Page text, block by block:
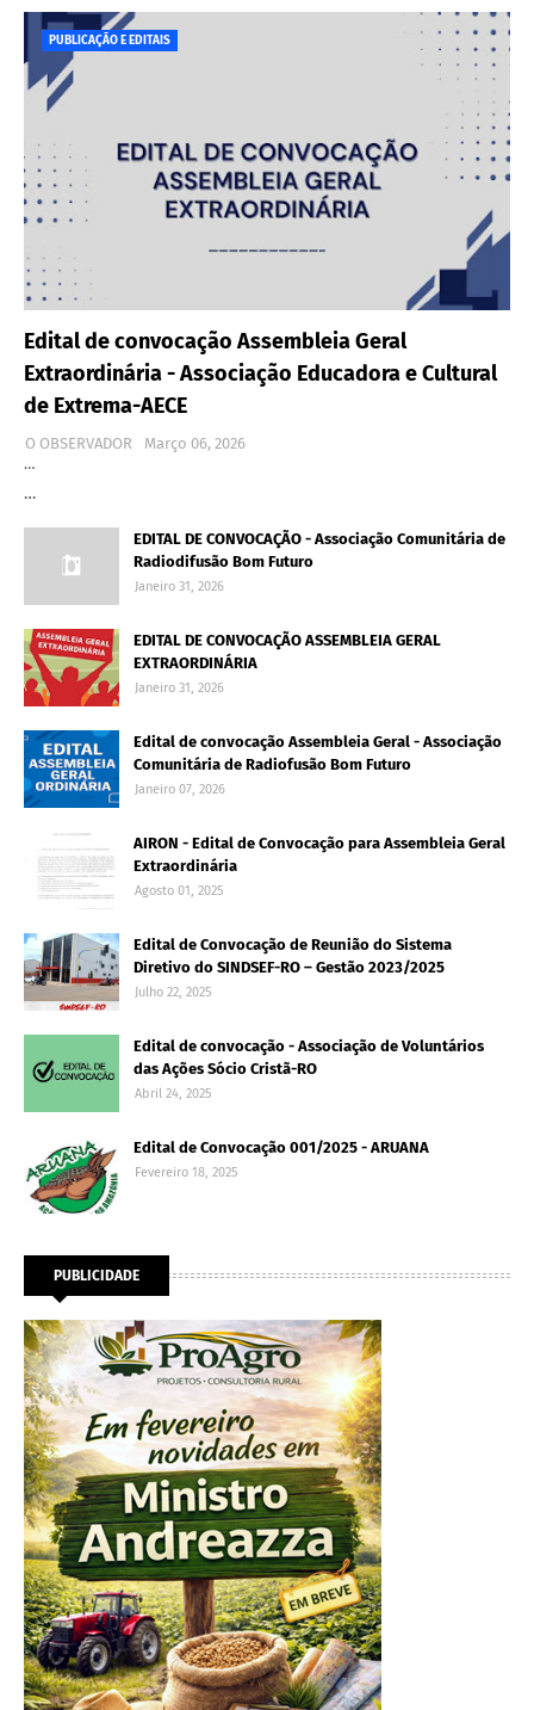
PUBLICAÇÃO E EDITAIS
Edital de convocação Assembleia Geral
Extraordinária - Associação Educadora e Cultural
de Extrema-AECE
O OBSERVADOR
Março 06, 2026
…
…
EDITAL DE CONVOCAÇÃO - Associação Comunitária de
Radiodifusão Bom Futuro
Janeiro 31, 2026
EDITAL DE CONVOCAÇÃO ASSEMBLEIA GERAL
EXTRAORDINÁRIA
Janeiro 31, 2026
Edital de convocação Assembleia Geral - Associação
Comunitária de Radiofusão Bom Futuro
Janeiro 07, 2026
AIRON - Edital de Convocação para Assembleia Geral
Extraordinária
Agosto 01, 2025
Edital de Convocação de Reunião do Sistema
Diretivo do SINDSEF-RO – Gestão 2023/2025
Julho 22, 2025
Edital de convocação - Associação de Voluntários
das Ações Sócio Cristã-RO
Abril 24, 2025
Edital de Convocação 001/2025 - ARUANA
Fevereiro 18, 2025
PUBLICIDADE